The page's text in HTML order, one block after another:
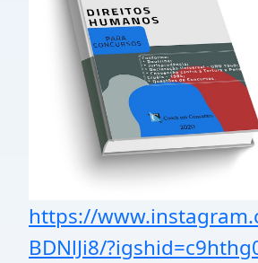
https://
BDNlJi8/